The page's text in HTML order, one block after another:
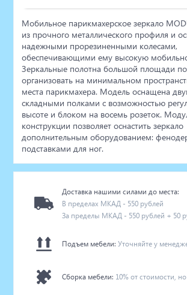
Мобильное парикмахерское зеркало
из прочного металлического профиля и
надежными прорезиненными колесами,
обеспечивающими ему высокую
Зеркальные полотна большой площади
организовать на минимальном
места парикмахера. Модель оснащена
складными полками с возможностью
высоте и блоком на восемь розеток.
конструкции позволяет оснастить зеркало
дополнительным оборудованием:
подставками для ног.
Доставка нашими силами до места:
В пределах МКАД - 550 рублей
За пределы МКАД - 550 рублей + 50
Подъем мебели:Уточняйте у
Сборка мебели: 10% от стоимости,